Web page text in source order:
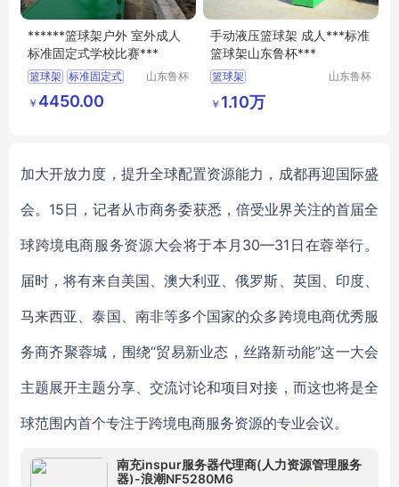
******篮球架户外 室外成人
标准固定式学校比赛***
篮球架 标准固定式
室外篮球架
山东鲁杯
￥ 4450.00
手动液压篮球架 成人***标准
篮球架山东鲁杯***
篮球架
手动液压篮球架
山东鲁杯
￥ 1.10万
加大开放力度，提升全球配置资源能力，成都再迎国际盛
会。15日，记者从市商务委获悉，倍受业界关注的首届全
球跨境电商服务资源大会将于本月30—31日在蓉举行。
届时，将有来自美国、澳大利亚、俄罗斯、英国、印度、
马来西亚、泰国、南非等多个国家的众多跨境电商优秀服
务商齐聚蓉城，围绕“贸易新业态，丝路新动能”这一大会
主题展开主题分享、交流讨论和项目对接，而这也将是全
球范围内首个专注于跨境电商服务资源的专业会议。
南充inspur服务器代理商(人力资源管理服务
器)-浪潮NF5280M6